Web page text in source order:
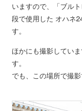
いますので、「ブル
段で使用した オハネ
す。
ほかにも撮影してい
す。
でも、この場所で撮